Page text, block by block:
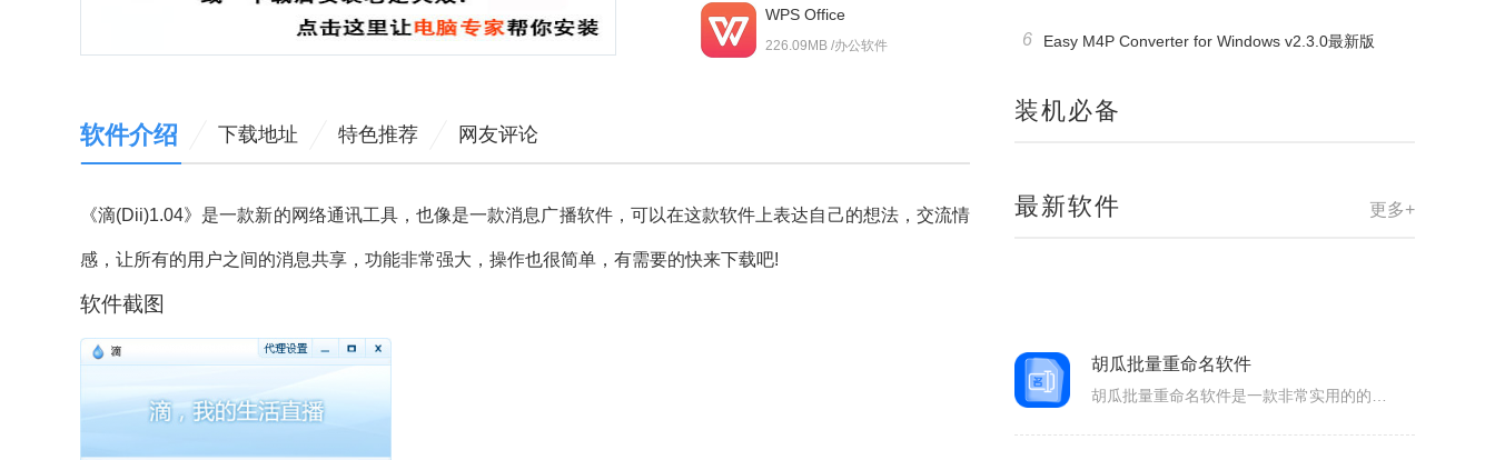
WPS Office
226.09MB /办公软件
软件介绍 下载地址 特色推荐 网友评论
《滴(Dii)1.04》是一款新的网络通讯工具，也像是一款消息广播软件，可以在这款软件上表达自己的想法，交流情
感，让所有的用户之间的消息共享，功能非常强大，操作也很简单，有需要的快来下载吧!
软件截图
6 Easy M4P Converter for Windows v2.3.0最新版
装机必备
更多+
最新软件
胡瓜批量重命名软件